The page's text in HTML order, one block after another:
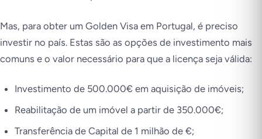
Mas, para obter um Golden Visa em Portugal, é preciso
investir no país. Estas são as opções de investimento mais
comuns e o valor necessário para que a licença seja válida:
Investimento de 500.000€ em aquisição de imóveis;
Reabilitação de um imóvel a partir de 350.000€;
Transferência de Capital de 1 milhão de €;